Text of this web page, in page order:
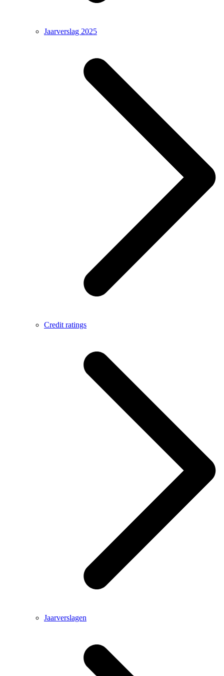
Jaarverslag 2025
Credit ratings
Jaarverslagen